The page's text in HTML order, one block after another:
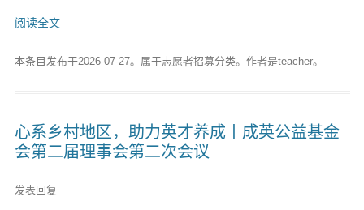
阅读全文
本条目发布于2026-07-27。属于志愿者招募分类。 作者是teacher。
心系乡村地区，助力英才养成丨成英公益基金
会第二届理事会第二次会议
发表回复